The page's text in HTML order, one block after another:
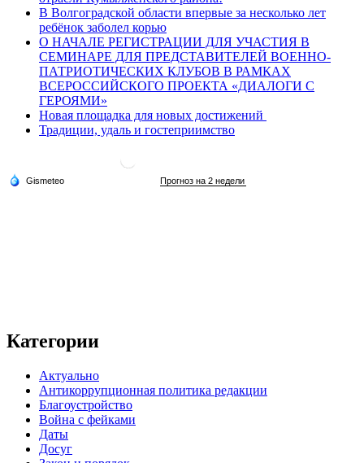
В Волгоградской области впервые за несколько лет
ребёнок заболел корью
О НАЧАЛЕ РЕГИСТРАЦИИ ДЛЯ УЧАСТИЯ В
СЕМИНАРЕ ДЛЯ ПРЕДСТАВИТЕЛЕЙ ВОЕННО-
ПАТРИОТИЧЕСКИХ КЛУБОВ В РАМКАХ
ВСЕРОССИЙСКОГО ПРОЕКТА «ДИАЛОГИ С
ГЕРОЯМИ»
Новая площадка для новых достижений
Традиции, удаль и гостеприимство
Категории
Актуально
Антикоррупционная политика редакции
Благоустройство
Война с фейками
Даты
Досуг